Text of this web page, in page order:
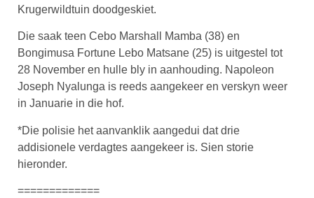
Krugerwildtuin doodgeskiet.
Die saak teen Cebo Marshall Mamba (38) en
Bongimusa Fortune Lebo Matsane (25) is uitgestel tot
28 November en hulle bly in aanhouding. Napoleon
Joseph Nyalunga is reeds aangekeer en verskyn weer
in Januarie in die hof.
*Die polisie het aanvanklik aangedui dat drie
addisionele verdagtes aangekeer is. Sien storie
hieronder.
=============